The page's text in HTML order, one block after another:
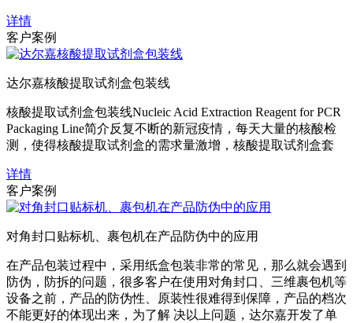
详情
客户案例
达尔嘉核酸提取试剂盒包装线
核酸提取试剂盒包装线Nucleic Acid Extraction Reagent for PCR
Packaging Line简介反复不断的新冠疫情，每天大量的核酸检
测，使得核酸提取试剂盒的需求量激增，核酸提取试剂盒套
详情
客户案例
对角封口贴标机、裹包机在产品防伪中的应用
在产品包装过程中，采用纸盒包装非常的常见，那么就会遇到
防伪，防拆的问题，很多客户在使用对角封口、三维裹包机等
设备之前，产品的防伪性、原装性很难得到保障，产品的档次
不能更好的体现出来，为了解 决以上问题，达尔嘉开发了单